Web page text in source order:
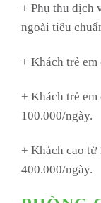
+ Phụ thu dịch
ngoài tiêu
+ Khách trẻ
+ Khách trẻ
100.000/ngày.
+ Khách cao
400.000/ngày.